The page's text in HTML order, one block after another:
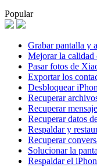
Popular
Grabar pantalla y
Mejorar la calidad
Pasar fotos de
Exportar los
Desbloquear
Recuperar
Recuperar
Recuperar datos
Respaldar y
Recuperar
Solucionar la
Respaldar el